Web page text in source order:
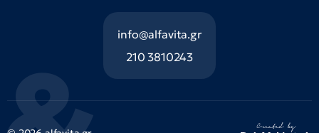
info@alfavita.gr
210 3810243